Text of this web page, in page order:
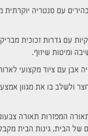
עם סנטריה יוקרתית
עם גדרות זכוכית
ומיטות שיזוף.
אבן עם ציוד מקצועי
ולשלב בו את מגוון
המפזרות תאורה
הבית, גינות הבית